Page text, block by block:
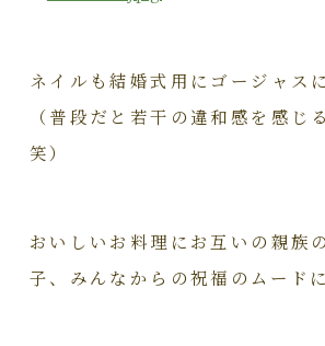
ネイルも結婚式用にゴージャス
（普段だと若干の違和感を感
笑）
おいしいお料理にお互いの親族
子、みんなからの祝福のムードに